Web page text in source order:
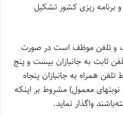
برنامه ریزی کشور تشکیل
و تلفن موظف است در صورت
ثابت به جانبازان بیست و پنج
خط تلفن همراه به جانبازان پنجاه
از نوبتهای معمول) مشروط بر اینکه
واگذار نماید.